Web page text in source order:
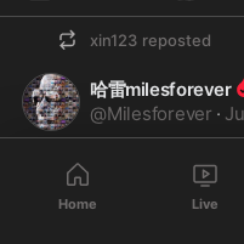
xin123 reposted
哈雷milesforever
@Milesforever ·
战友们好，过去三周，盖
以参与测试反馈：
Home Live